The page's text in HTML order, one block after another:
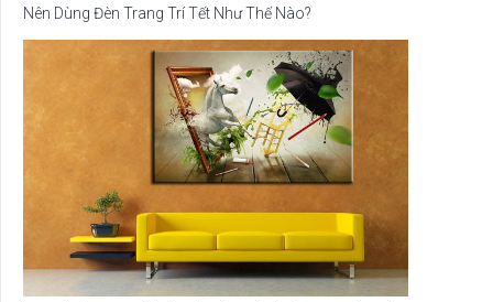
Nên Dùng Đèn Trang Trí Tết Như Thế Nào?